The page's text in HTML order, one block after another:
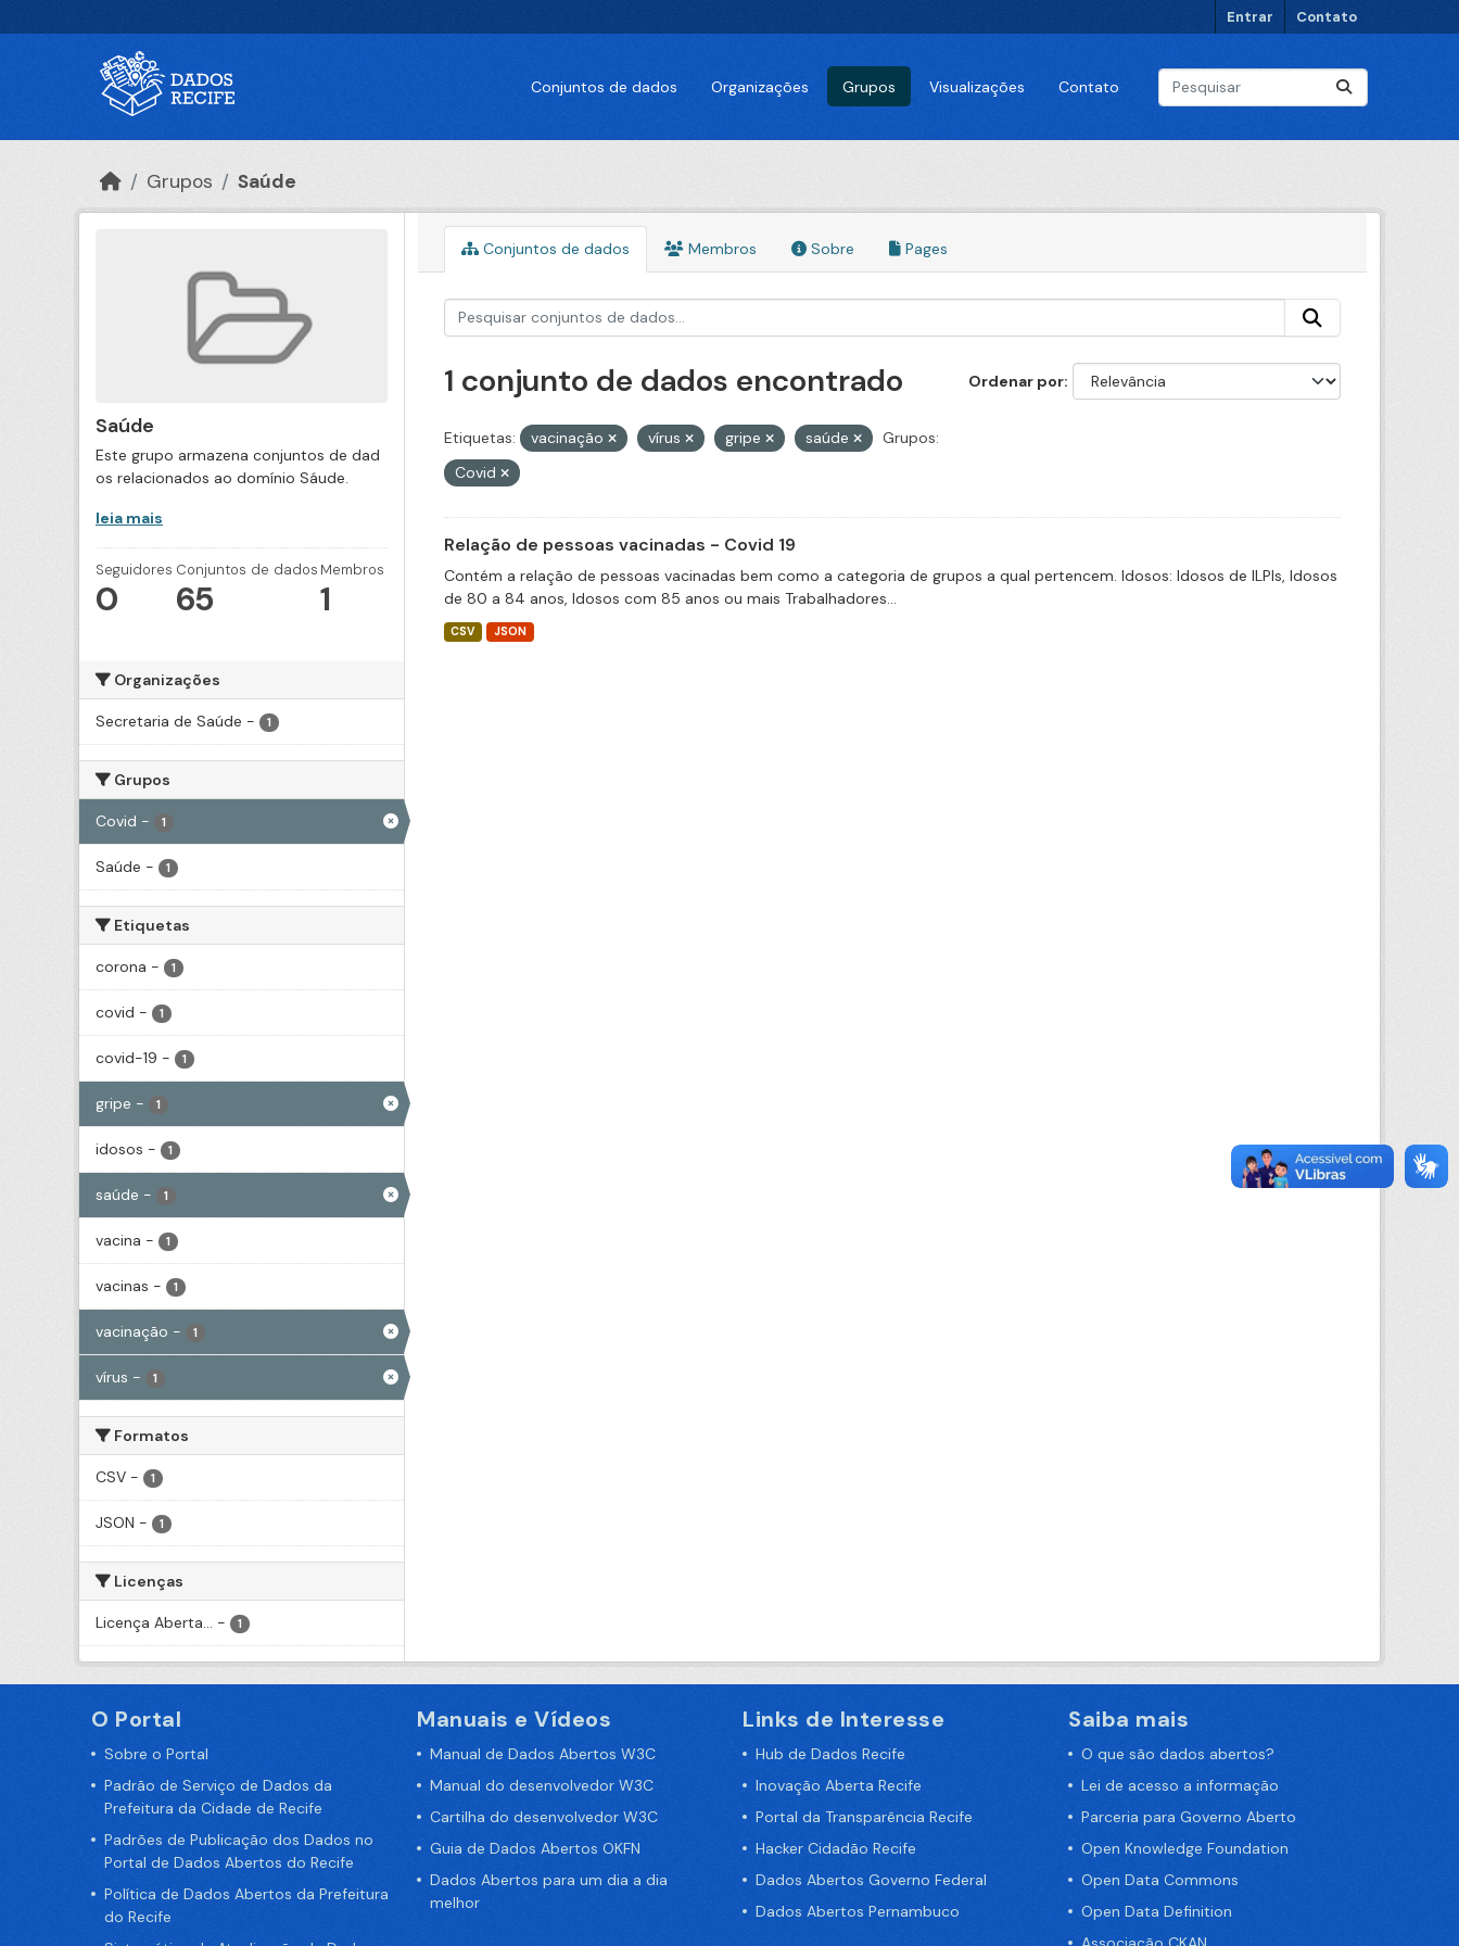
Entrar Contato
Conjuntos de dados Organizações Grupos Visualizações Contato
Grupos Saúde
Saúde
Este grupo armazena conjuntos de dad
os relacionados ao domínio Sáude.
leia mais
Seguidores
0
Conjuntos de dados
65
Membros
1
Organizações
Secretaria de Saúde - 1
Grupos
Covid - 1
Saúde - 1
Etiquetas
corona - 1
covid - 1
covid-19 - 1
gripe - 1
idosos - 1
saúde - 1
vacina - 1
vacinas - 1
vacinação - 1
vírus - 1
Formatos
CSV - 1
JSON - 1
Licenças
Licença Aberta... - 1
Conjuntos de dados Membros Sobre Pages
Ordenar por
1 conjunto de dados encontrado
Etiquetas: vacinação vírus gripe saúde
Grupos:
Covid
Relação de pessoas vacinadas - Covid 19
Contém a relação de pessoas vacinadas bem como a categoria de grupos a qual pertencem. Idosos: Idosos de ILPIs, Idosos
de 80 a 84 anos, Idosos com 85 anos ou mais Trabalhadores...
CSV JSON
O Portal
Sobre o Portal
Padrão de Serviço de Dados da
Prefeitura da Cidade de Recife
Padrões de Publicação dos Dados no
Portal de Dados Abertos do Recife
Política de Dados Abertos da Prefeitura
do Recife
Manuais e Vídeos
Manual de Dados Abertos W3C
Manual do desenvolvedor W3C
Cartilha do desenvolvedor W3C
Guia de Dados Abertos OKFN
Dados Abertos para um dia a dia
melhor
Links de Interesse
Hub de Dados Recife
Inovação Aberta Recife
Portal da Transparência Recife
Hacker Cidadão Recife
Dados Abertos Governo Federal
Dados Abertos Pernambuco
Saiba mais
O que são dados abertos?
Lei de acesso a informação
Parceria para Governo Aberto
Open Knowledge Foundation
Open Data Commons
Open Data Definition